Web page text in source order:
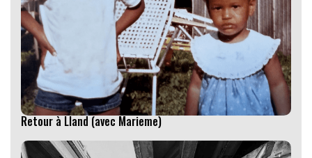
Retour à Lland (avec Marieme)